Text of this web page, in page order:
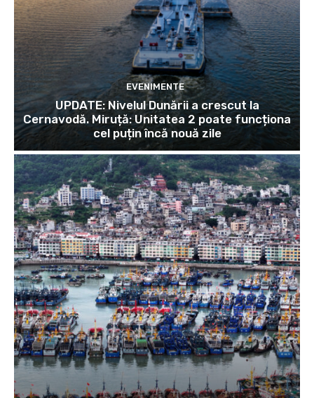
EVENIMENTE
UPDATE: Nivelul Dunării a crescut la
Cernavodă. Miruță: Unitatea 2 poate funcționa
cel puțin încă nouă zile